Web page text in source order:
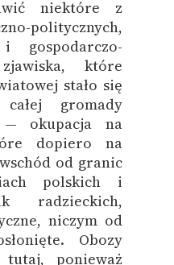
niektóre z
politycznych,
i gospodarczo-
które
stało się
gromady
— okupacja na
dopiero na
od granic
polskich i
radzieckich,
niczym od
Obozy
tutaj, ponieważ